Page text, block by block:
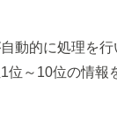
動的に処理を行
位～10位の情報